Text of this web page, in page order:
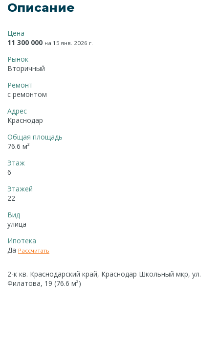
Описание
Цена
11 300 000 на 15 янв. 2026 г.
Рынок
Вторичный
Ремонт
с ремонтом
Адрес
Краснодар
Общая площадь
76.6 м²
Этаж
6
Этажей
22
Вид
улица
Ипотека
Да Рассчитать
2-к кв. Краснодарский край, Краснодар Школьный мкр, ул.
Филатова, 19 (76.6 м²)